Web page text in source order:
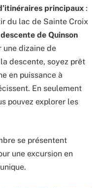
principaux :
du lac de Sainte Croix
descente de Quinson
une dizaine de
descente, soyez prêt
en puissance à
En seulement
pouvez explorer les
se présentent
une excursion en